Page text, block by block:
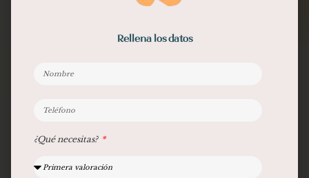
Rellena los datos
¿Qué necesitas?